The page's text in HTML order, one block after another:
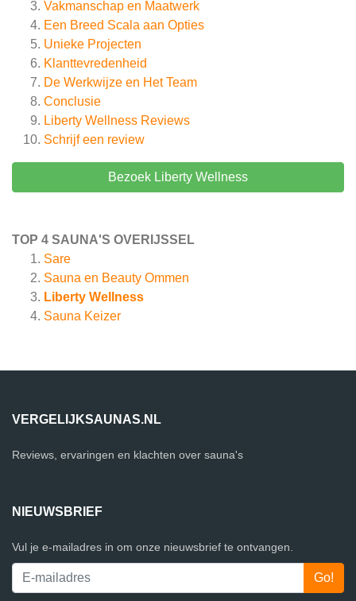
Vakmanschap en Maatwerk
Een Breed Scala aan Opties
Unieke Projecten
Klanttevredenheid
De Werkwijze en Het Team
Conclusie
Liberty Wellness Reviews
Schrijf een review
Bezoek Liberty Wellness
TOP 4 SAUNA'S OVERIJSSEL
Sare
Sauna en Beauty Ommen
Liberty Wellness
Sauna Keizer
VERGELIJKSAUNAS.NL
Reviews, ervaringen en klachten over sauna's
NIEUWSBRIEF
Vul je e-mailadres in om onze nieuwsbrief te ontvangen.